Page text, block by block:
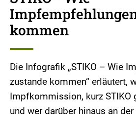
kommen
Die Infografik „STIKO – Wie
zustande kommen“ erläutert,
Impfkommission, kurz STIKO
und wer darüber hinaus an